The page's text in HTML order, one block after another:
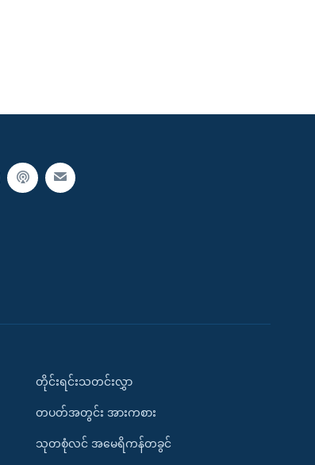
တိုင်းရင်းသတင်းလွှာ
တပတ်အတွင်း အားကစား
သုတစုံလင် အမေရိကန်တခွင်